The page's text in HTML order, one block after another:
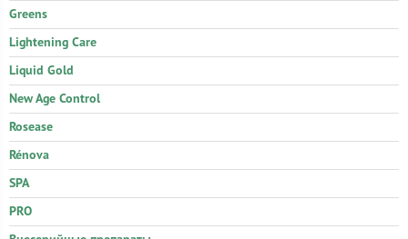
Greens
Lightening Care
Liquid Gold
New Age Control
Rosease
Rénova
SPA
PRO